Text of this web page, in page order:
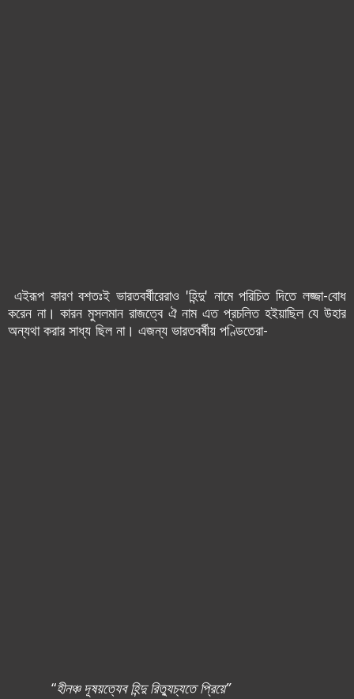
এইরূপ কারণ বশতঃই ভারতবর্ষীরেরাও 'হিন্দু' নামে পরিচিত দিতে লজ্জা-বোধ
করেন না। কারন মুসলমান রাজত্বে ঐ নাম এত প্রচলিত হ‌ইয়াছিল যে উহার
অন্যথা করার সাধ্য ছিল না। এজন্য ভারতবর্ষীয় পণ্ডিতেরা-
“হীনঞ্চ দূষয়ত্যেব হিন্দু রিত্যুচ্যতে প্রিয়ে”